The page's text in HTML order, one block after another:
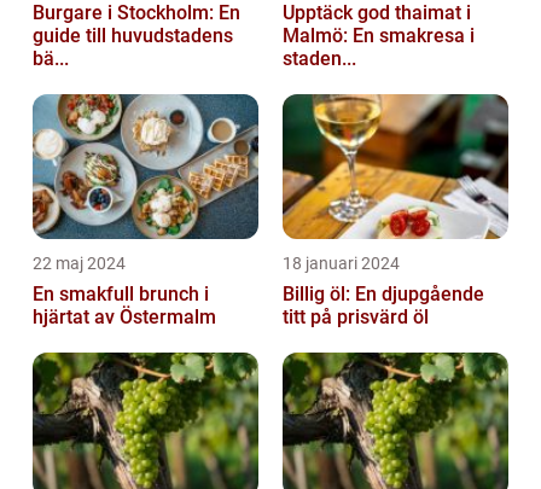
Burgare i Stockholm: En
guide till huvudstadens
bä...
Upptäck god thaimat i
Malmö: En smakresa i
staden...
22 maj 2024
En smakfull brunch i
hjärtat av Östermalm
18 januari 2024
Billig öl: En djupgående
titt på prisvärd öl